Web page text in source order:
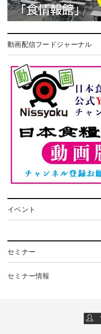
動画配信フードジャーナル
イベント
セミナー
セミナー情報